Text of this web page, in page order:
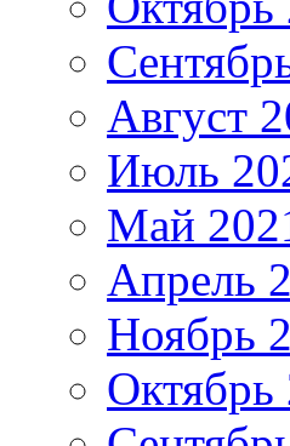
Август
Июль
Май
Апрель
Ноябрь
Октябрь